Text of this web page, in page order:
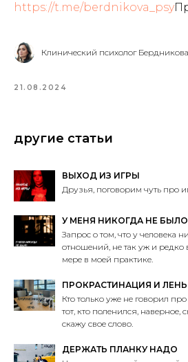
https://t.me/berdnikova_psy
Клинический психолог
21.08.2024
другие статьи
ВЫХОД ИЗ ИГРЫ
Друзья, поговорим чуть про
У МЕНЯ НИКОГДА НЕ
Запрос о том, что у человека
отношений, не так уж и редко
мере в моей практике.
ПРОКРАСТИНАЦИЯ И ЛЕНЬ
Кто только уже не говорил
тот, кто поленился, наверное,
скажу свое слово.
ДЕРЖАТЬ ПЛАНКУ НАДО